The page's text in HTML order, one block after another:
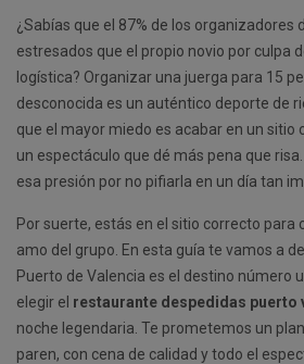
¿Sabías que el 87% de los organizadores
estresados que el propio novio por culpa
logística? Organizar una juerga para 15
desconocida es un auténtico deporte de
que el mayor miedo es acabar en un sitio
un espectáculo que dé más pena que
esa presión por no pifiarla en un día tan
Por suerte, estás en el sitio correcto para
amo del grupo. En esta guía te vamos a
Puerto de Valencia es el destino número
elegir el restaurante despedidas puerto
noche legendaria. Te prometemos un
paren, con cena de calidad y todo el